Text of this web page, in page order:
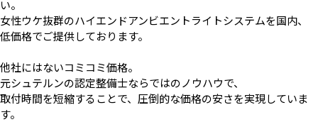
い。
女性ウケ抜群のハイエンドアンビエントライトシステムを国内、
低価格でご提供しております。
他社にはないコミコミ価格。
元シュテルンの認定整備士ならではのノウハウで、
取付時間を短縮することで、圧倒的な価格の安さを実現していま
す。